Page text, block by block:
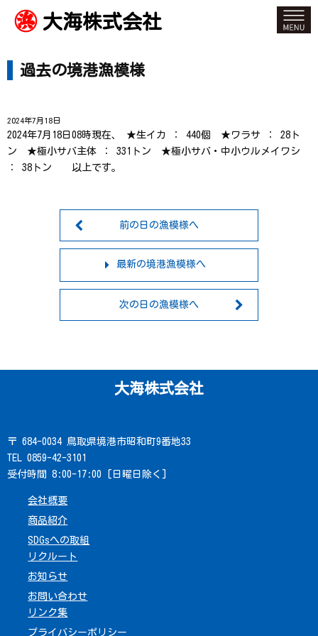
大海株式会社
過去の境港漁模様
2024年7月18日
2024年7月18日08時現在、 ★生イカ ： 440個 ★ワラサ ： 28ト
ン ★極小サバ主体 ： 331トン ★極小サバ・中小ウルメイワシ
： 38トン 以上です。
前の日の漁模様へ
最新の境港漁模様へ
次の日の漁模様へ
大海株式会社
〒 684-0034 鳥取県境港市昭和町9番地33
TEL 0859-42-3101
受付時間 8:00-17:00 [日曜日除く]
会社概要
商品紹介
SDGsへの取組
リクルート
お知らせ
お問い合わせ
リンク集
プライバシーポリシー